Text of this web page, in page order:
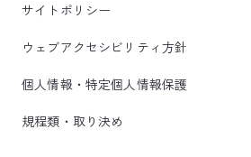
サイトポリシー
ウェブアクセシビリティ方針
個人情報・特定個人情報保護
規程類・取り決め